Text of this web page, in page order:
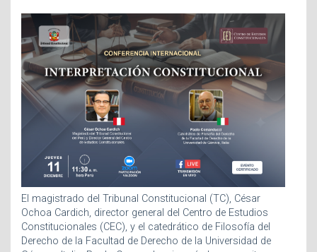
El magistrado del Tribunal Constitucional (TC), César
Ochoa Cardich, director general del Centro de Estudios
Constitucionales (CEC), y el catedrático de Filosofía del
Derecho de la Facultad de Derecho de la Universidad de